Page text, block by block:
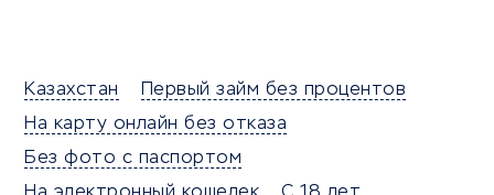
Казахстан
Первый займ без процентов
На карту онлайн без отказа
Без фото с паспортом